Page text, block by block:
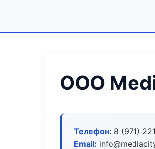
ООО
Телефон: 8 (971)
Email: